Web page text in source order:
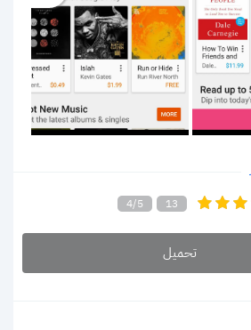
4/5 13
تحميل